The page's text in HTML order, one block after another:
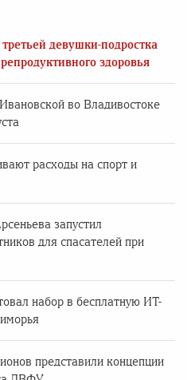
девушки-подростка
здоровья
во Владивостоке
расходы на спорт и
запустил
для спасателей при
набор в бесплатную ИТ-
представили концепции